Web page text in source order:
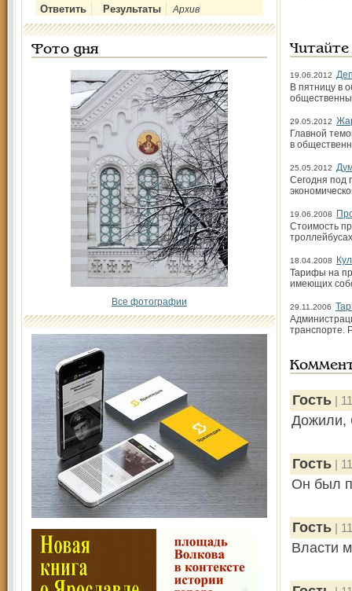
Архив
Фото дня
Все фотографии
19.06.2012
В пятницу в
29.05.2012
Главной
в
25.05.2012
Сегодня под
19.06.2008
Стоимость
18.04.2008
Тарифы на
имеющих
29.11.2006
транспорте.
Гость |
Дожили,
Гость |
Он был
Гость |
Власти